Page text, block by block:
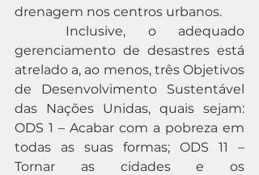
drenagem nos centros urbanos.
gerenciamento de desastres está
atrelado a, ao menos, três Objetivos
de Desenvolvimento Sustentável
das Nações Unidas, quais sejam:
ODS 1 – Acabar com a pobreza em
todas as suas formas; ODS 11 –
Tornar as cidades e os